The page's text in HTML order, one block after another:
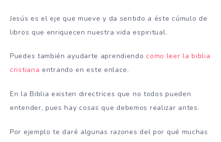
Jesús es el eje que mueve y da sentido a éste cúmulo de
libros que enriquecen nuestra vida espiritual.
Puedes también ayudarte aprendiendo como leer la biblia
cristiana entrando en este enlace.
En la Biblia existen directrices que no todos pueden
entender, pues hay cosas que debemos realizar antes.
Por ejemplo te daré algunas razones del por qué muchas